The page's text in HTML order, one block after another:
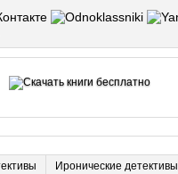
Иронические детективы